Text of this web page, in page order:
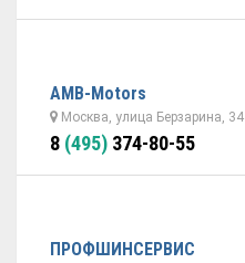
AMB-Motors
Москва, улица Берзарина, 34
8 (495) 374-80-55
ПРОФШИНСЕРВИС